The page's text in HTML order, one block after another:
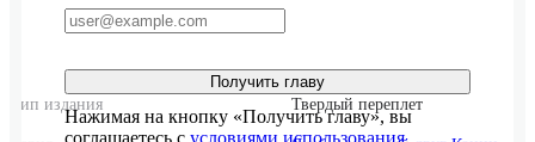
Тип издания Твердый переплет
Получить главу
Нажимая на кнопку «Получить главу», вы